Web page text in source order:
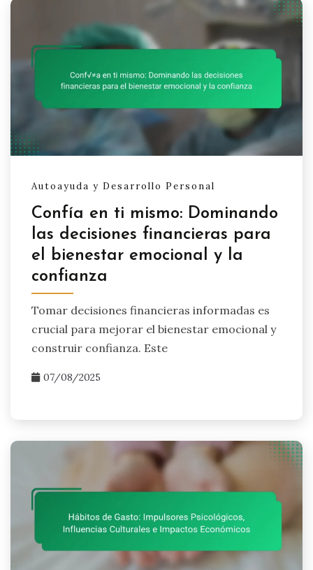
Autoayuda y Desarrollo Personal
Confía en ti mismo: Dominando
las decisiones financieras para
el bienestar emocional y la
confianza
Tomar decisiones financieras informadas es
crucial para mejorar el bienestar emocional y
construir confianza. Este
07/08/2025